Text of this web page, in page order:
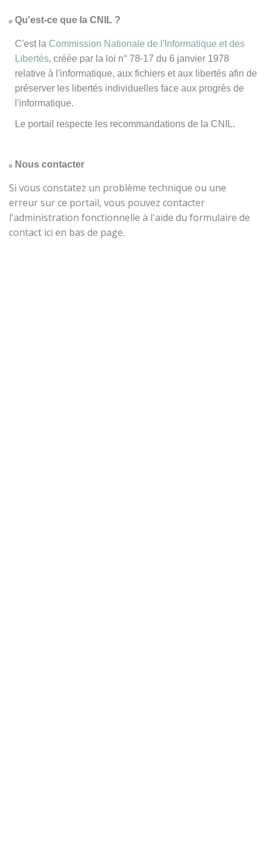
Qu'est-ce que la CNIL ?
C'est la Commission Nationale de l'Informatique et des
Libertés, créée par la loi n° 78-17 du 6 janvier 1978
relative à l'informatique, aux fichiers et aux libertés afin de
préserver les libertés individuelles face aux progrès de
l'informatique.
Le portail respecte les recommandations de la CNIL.
Nous contacter
Si vous constatez un problème technique ou une
erreur sur ce portail, vous pouvez contacter
l'administration fonctionnelle à l'aide du formulaire de
contact ici en bas de page.